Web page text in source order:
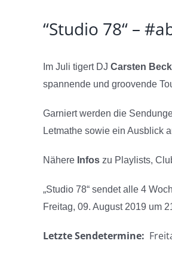
“Studio 78“ –
Im Juli tigert DJ Carsten
spannende und groovende
Garniert werden die
Letmathe sowie ein
Nähere Infos zu Playlists,
„Studio 78“ sendet alle 4
Freitag, 09. August 2019 um
Letzte Sendetermine: